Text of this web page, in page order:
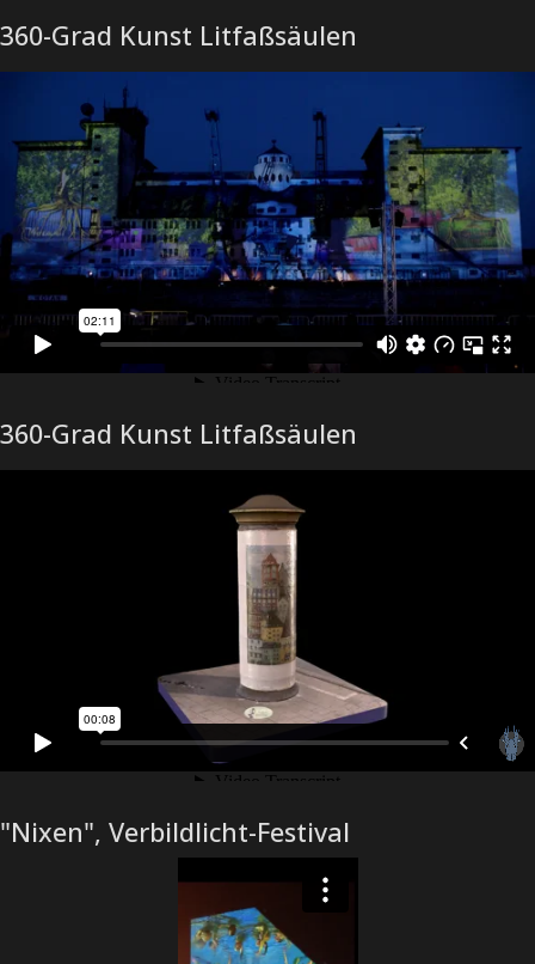
360-Grad Kunst Litfaßsäulen
360-Grad Kunst Litfaßsäulen
"Nixen", Verbildlicht-Festival